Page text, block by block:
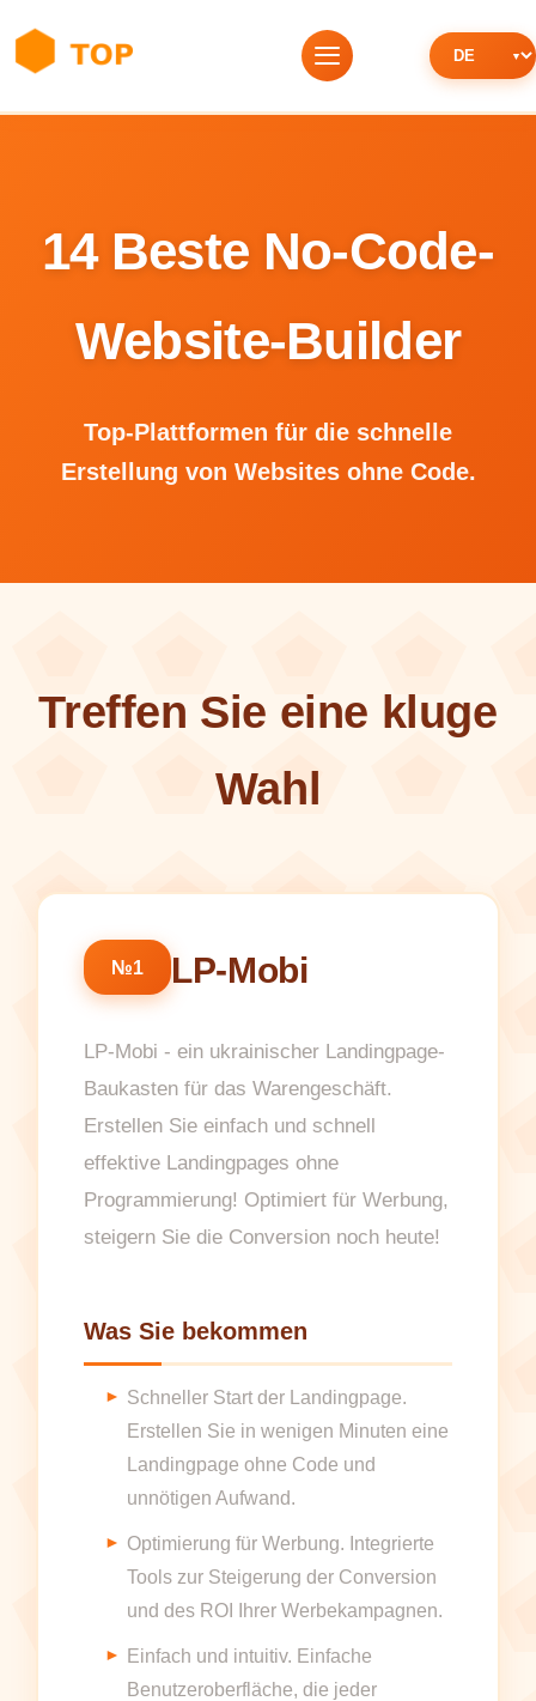
14 Beste No-Code-
Website-Builder
Top-Plattformen für die schnelle
Erstellung von Websites ohne Code.
Treffen Sie eine kluge
Wahl
№1 LP-Mobi
LP-Mobi - ein ukrainischer Landingpage-
Baukasten für das Warengeschäft.
Erstellen Sie einfach und schnell
effektive Landingpages ohne
Programmierung! Optimiert für Werbung,
steigern Sie die Conversion noch heute!
Was Sie bekommen
Schneller Start der Landingpage.
Erstellen Sie in wenigen Minuten eine
Landingpage ohne Code und
unnötigen Aufwand.
Optimierung für Werbung. Integrierte
Tools zur Steigerung der Conversion
und des ROI Ihrer Werbekampagnen.
Einfach und intuitiv. Einfache
Benutzeroberfläche, die jeder